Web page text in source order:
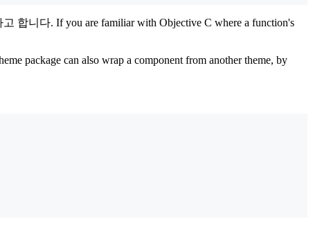
합니다. If you are familiar with Objective C where a function's
package can also wrap a component from another theme, by